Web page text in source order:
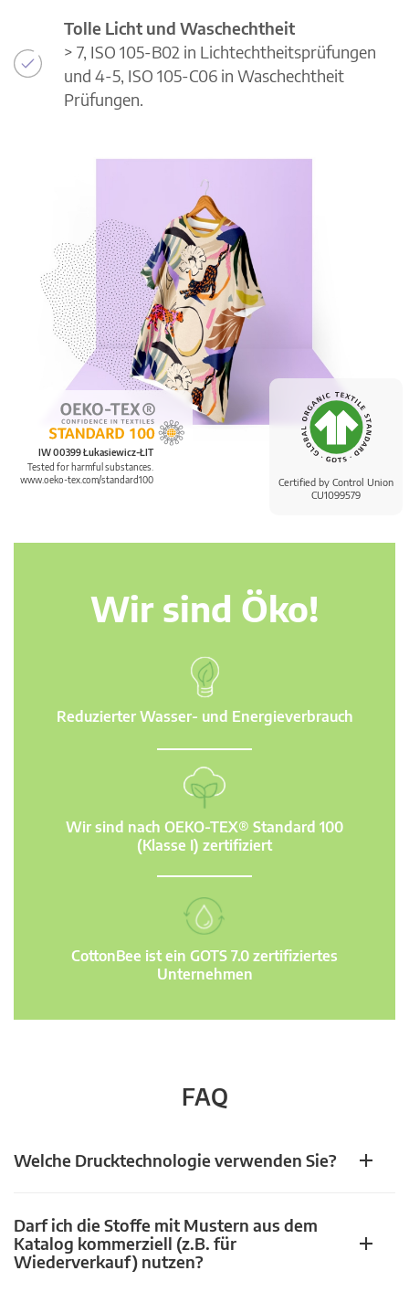
Certified by Control Union
CU1099579
IW 00399 Łukasiewicz-ŁIT
Tested for harmful substances.
www.oeko-tex.com/standard100
Tolle Licht und Waschechtheit
> 7, ISO 105-B02 in Lichtechtheitsprüfungen
und 4-5, ISO 105-C06 in Waschechtheit
Prüfungen.
Wir sind Öko!
Reduzierter Wasser- und Energieverbrauch
Wir sind nach OEKO-TEX® Standard 100
(Klasse I) zertifiziert
CottonBee ist ein GOTS 7.0 zertifiziertes
Unternehmen
FAQ
Welche Drucktechnologie verwenden Sie?
Darf ich die Stoffe mit Mustern aus dem
Katalog kommerziell (z.B. für
Wiederverkauf) nutzen?